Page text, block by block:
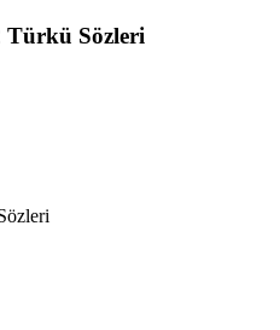
Türkü Sözleri